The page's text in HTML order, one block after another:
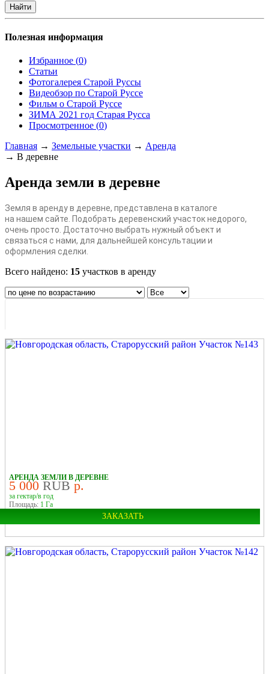
Полезная информация
Избранное (0)
Статьи
Фотогалерея Старой Руссы
Видеобзор по Старой Руссе
Фильм о Старой Руссе
ЗИМА 2021 год Старая Русса
Просмотренное (0)
Главная → Земельные участки → Аренда
→ В деревне
Аренда земли в деревне
Земля в аренду в деревне, представлена в каталоге
на нашем сайте. Подобрать деревенский участок недорого,
очень просто. Достаточно выбрать нужный объект и
связаться с нами, для дальнейшей консультации и
оформления сделки.
Всего найдено: 15 участков в аренду
Поиск земельных участков в аренду на карте
АРЕНДА ЗЕМЛИ В ДЕРЕВНЕ
5 000 RUB р.
за гектар/в год
Площадь: 1 Га
ЗАКАЗАТЬ
Область:
Новгородская